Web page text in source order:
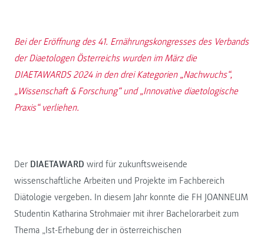
Bei der Eröffnung des 41. Ernährungskongresses des Verbands
der Diaetologen Österreichs wurden im März die
DIAETAWARDS 2024 in den drei Kategorien „Nachwuchs“,
„Wissenschaft & Forschung“ und „Innovative diaetologische
Praxis“ verliehen.
Der DIAETAWARD wird für zukunftsweisende
wissenschaftliche Arbeiten und Projekte im Fachbereich
Diätologie vergeben. In diesem Jahr konnte die FH JOANNEUM
Studentin Katharina Strohmaier mit ihrer Bachelorarbeit zum
Thema „Ist-Erhebung der in österreichischen